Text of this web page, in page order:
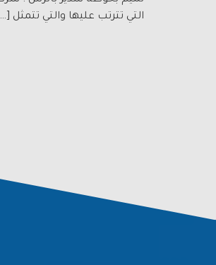
التي تترتب عليها والتي تتمثل